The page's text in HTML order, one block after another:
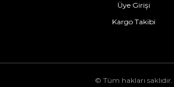
Üye Girişi
Kargo Takibi
© Tüm hakları saklıdır.